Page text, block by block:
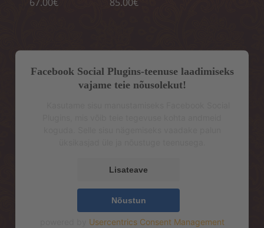
Facebook Social Plugins-teenuse laadimiseks
vajame teie nõusolekut!
Lisateave
Nõustun
Usercentrics Consent Management